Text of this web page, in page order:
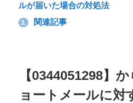
ルが届いた場合の対処法
3. 関連記事
【0344051298】
ョートメールに対